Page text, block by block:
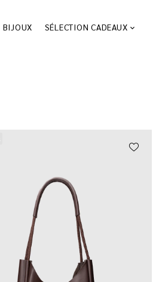
BIJOUX SÉLECTION CADEAUX